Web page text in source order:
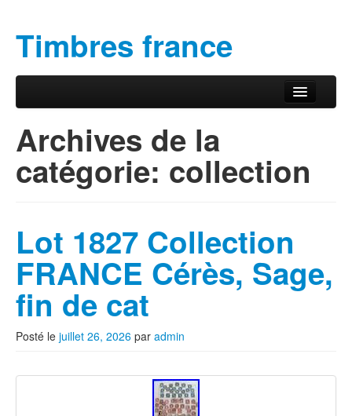
Timbres france
Menu principal
Archives de la
catégorie: collection
Lot 1827 Collection
FRANCE Cérès, Sage,
fin de cat
Posté le juillet 26, 2026 par admin